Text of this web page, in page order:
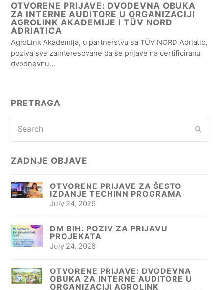
OTVORENE PRIJAVE: DVODEVNA OBUKA
ZA INTERNE AUDITORE U ORGANIZACIJI
AGROLINK AKADEMIJE I TÜV NORD
ADRIATICA
AgroLink Akademija, u partnerstvu sa TÜV NORD Adriatic,
poziva sve zainteresovane da se prijave na certificiranu
dvodnevnu…
PRETRAGA
ZADNJE OBJAVE
OTVORENE PRIJAVE ZA ŠESTO
IZDANJE TECHINN PROGRAMA
July 24, 2026
DM BIH: POZIV ZA PRIJAVU
PROJEKATA
July 24, 2026
OTVORENE PRIJAVE: DVODEVNA
OBUKA ZA INTERNE AUDITORE U
ORGANIZACIJI AGROLINK